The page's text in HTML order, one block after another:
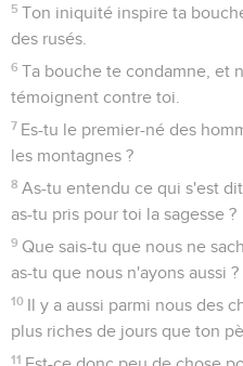
5 Ton iniquité inspire ta
des rusés.
6 Ta bouche te condamne, et
témoignent contre toi.
7 Es-tu le premier-né des
les montagnes ?
8 As-tu entendu ce qui s'est
as-tu pris pour toi la sagesse ?
9 Que sais-tu que nous ne
as-tu que nous n'ayons aussi ?
10 Il y a aussi parmi nous des
plus riches de jours que ton
11